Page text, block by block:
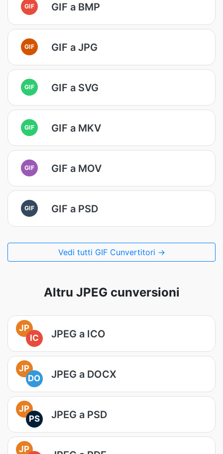
GIF GIF a BMP
GIF GIF a JPG
GIF GIF a SVG
GIF GIF a MKV
GIF GIF a MOV
GIF GIF a PSD
Vedi tutti GIF Cunvertitori →
Altru JPEG cunversioni
JP
IC
JPEG a ICO
JP
DO
JPEG a DOCX
JP
PS
JPEG a PSD
JP